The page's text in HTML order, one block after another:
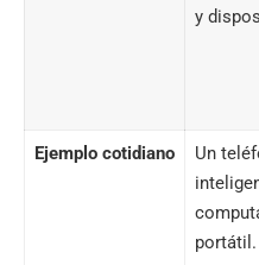
y
Ejemplo cotidiano
Un
portátil .